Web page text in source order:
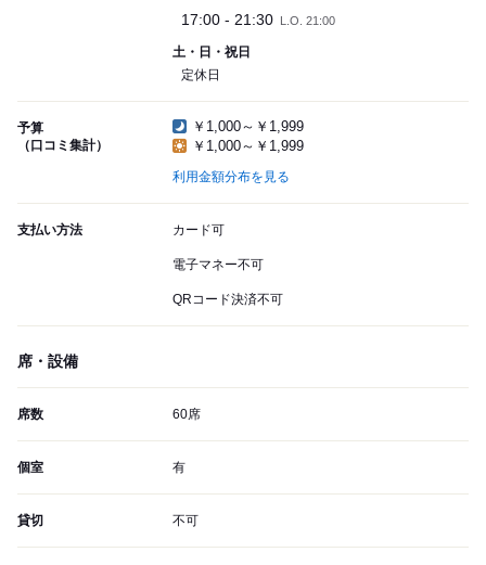
17:00 - 21:30 L.O. 21:00
土・日・祝日
定休日
予算
（口コミ集計）
￥1,000～￥1,999
￥1,000～￥1,999
利用金額分布を見る
支払い方法 カード可
電子マネー不可
QRコード決済不可
席・設備
席数 60席
個室 有
貸切 不可